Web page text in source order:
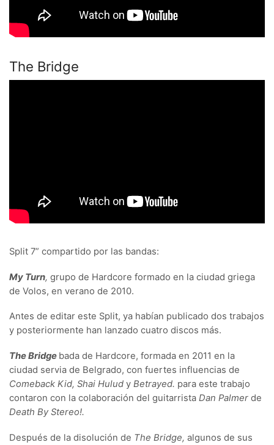
The Bridge
Split 7” compartido por las bandas:
My Turn, grupo de Hardcore formado en la ciudad griega
de Volos, en verano de 2010.
Antes de editar este Split, ya habían publicado dos trabajos
y posteriormente han lanzado cuatro discos más.
The Bridge bada de Hardcore, formada en 2011 en la
ciudad servia de Belgrado, con fuertes influencias de
Comeback Kid, Shai Hulud y Betrayed. para este trabajo
contaron con la colaboración del guitarrista Dan Palmer de
Death By Stereo!.
Después de la disolución de The Bridge, algunos de sus